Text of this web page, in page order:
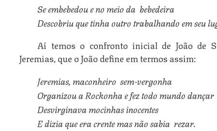
Se embebedou e no meio da  bebedeira
Descobriu que tinha outro trabalhando em seu
Aí temos o confronto inicial de João de
Jeremias, que o João define em termos assim:
Jeremias, maconheiro  sem-vergonha
Organizou a Rockonha e fez todo mundo dançar
Desvirginava mocinhas inocentes
E dizia que era crente mas não sabia  rezar.